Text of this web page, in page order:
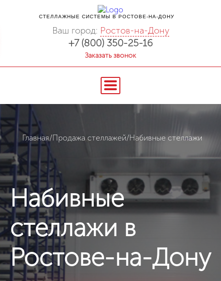
СТЕЛЛАЖНЫЕ СИСТЕМЫ В РОСТОВЕ-НА-ДОНУ
Ваш город: Ростов-на-Дону
+7 (800) 350-25-16
Заказать звонок
Главная/Продажа стеллажей/Набивные стеллажи
Набивные
стеллажи в
Ростове-на-Дону